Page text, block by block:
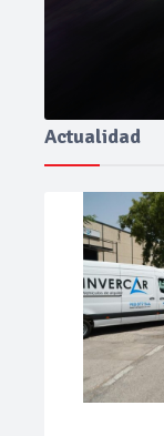
Actualidad